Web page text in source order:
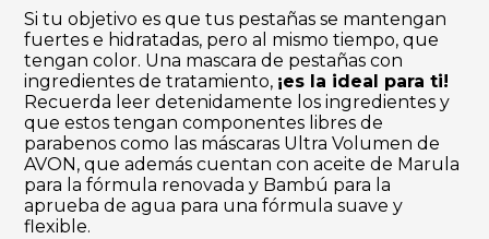
Si tu objetivo es que tus pestañas se mantengan
fuertes e hidratadas, pero al mismo tiempo, que
tengan color. Una mascara de pestañas con
ingredientes de tratamiento, ¡es la ideal para ti!
Recuerda leer detenidamente los ingredientes y
que estos tengan componentes libres de
parabenos como las máscaras Ultra Volumen de
AVON, que además cuentan con aceite de Marula
para la fórmula renovada y Bambú para la
aprueba de agua para una fórmula suave y
flexible.